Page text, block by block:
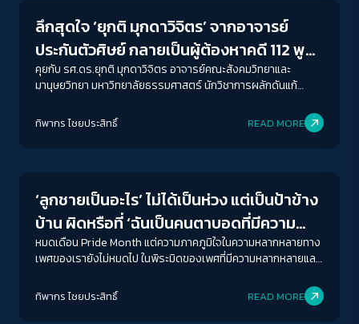
ลึกสุดใจ ‘ยุกติ มุกดาวิจิตร’ จากอาจารย์
ประกันตัวศิษย์ กลายเป็นผู้ต้องหาคดี 112 พูด
คุย ‘ทางออก’ ที่ยังพอมี ในการรับรู้ที่ ‘ไม่ปกติ’
คุยกับ รศ.ดร.ยุกติ มุกดาวิจิตร อาจารย์คณะสังคมวิทยาและ
มานุษยวิทยา มหาวิทยาลัยธรรมศาสตร์ นักวิชาการผลักดันแก้
ยา และหนึ่งในผู้ต้องหาคดีเดียวกัน จากการทวิต “ข่าวลือถ้าไม่จริง ก็
ทิพากร ไชย​ประสิทธิ์​ READ MORE
‘ลูกชายเป็นอะไร’ ไม่ได้เป็นห่วง แต่เป็นป้าข้าง
บ้าน ผิดหรือที่ ‘ฉันเป็นคนตาบอดที่มีความ
หลากหลายทางเพศ’
หมดเดือน Pride Month แต่ความภาคภูมิใจในความหลากหลายทาง
เพศของเรายังไม่หมดไป ในพิระมิดของเพศที่มีความหลากหลายและ
หลากหลายถูกนับรวมในพิระมิดนั้นไหม พวกเขายอมรับตัวตนและ
ทิพากร ไชย​ประสิทธิ์​ READ MORE